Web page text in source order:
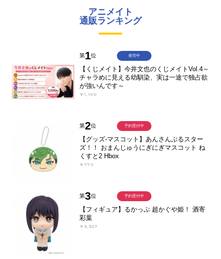
アニメイト
通販ランキング
第1位
【くじメイト】今井文也のくじメイトVol.4～
チャラめに見える幼馴染、実は一途で独占欲
が強いんです～
￥1,100
発売中
第2位
【グッズ-マスコット】あんさんぶるスター
ズ！！ おまんじゅうにぎにぎマスコット ね
くすと2 Hbox
￥770
予約受付中
第3位
【フィギュア】るかっぷ 超かぐや姫！ 酒寄
彩葉
￥3,927
予約受付中